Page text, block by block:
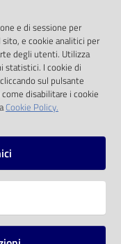
36/2006
e di sessione per
e cookie analitici per
degli utenti. Utilizza
statistici. I cookie di
sul pulsante
disabilitare i cookie
Cookie Policy.